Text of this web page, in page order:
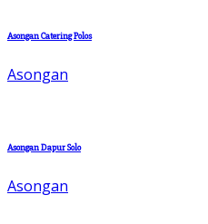
Asongan Catering Polos
Asongan
Asongan Dapur Solo
Asongan